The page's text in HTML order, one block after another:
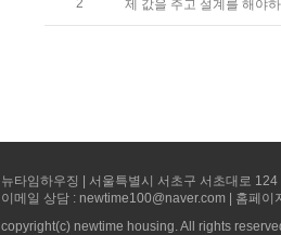
2 제 값을 주고 설계를 해야
뉴타임하우징 | 서울특별시 서초구 서초대로
이메일 상담 : newtime100@naver.com | 홈페
copyright(c) newtime housing. All rights